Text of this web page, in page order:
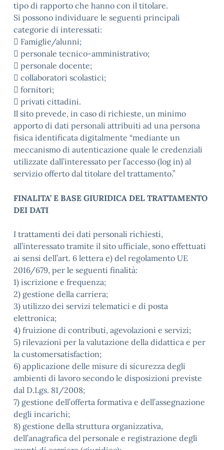
tipo di rapporto che hanno con il titolare.
Si possono individuare le seguenti principali
categorie di interessati:
 Famiglie/alunni;
 personale tecnico-amministrativo;
 personale docente;
 collaboratori scolastici;
 fornitori;
 privati cittadini.
Il sito prevede, in caso di richieste, un minimo
apporto di dati personali attribuiti ad una persona
fisica identificata digitalmente “mediante un
meccanismo di autenticazione quale le credenziali
utilizzate dall’interessato per l’accesso (log in) al
servizio offerto dal titolare del trattamento.”
FINALITA’ E BASE GIURIDICA DEL TRATTAMENTO
DEI DATI
I trattamenti dei dati personali richiesti,
all’interessato tramite il sito ufficiale, sono effettuati
ai sensi dell’art. 6 lettera e) del regolamento UE
2016/679, per le seguenti finalità:
1) iscrizione e frequenza;
2) gestione della carriera;
3) utilizzo dei servizi telematici e di posta
elettronica;
4) fruizione di contributi, agevolazioni e servizi;
5) rilevazioni per la valutazione della didattica e per
la customersatisfaction;
6) applicazione delle misure di sicurezza degli
ambienti di lavoro secondo le disposizioni previste
dal D.Lgs. 81/2008;
7) gestione dell’offerta formativa e dell’assegnazione
degli incarichi;
8) gestione della struttura organizzativa,
dell’anagrafica del personale e registrazione degli